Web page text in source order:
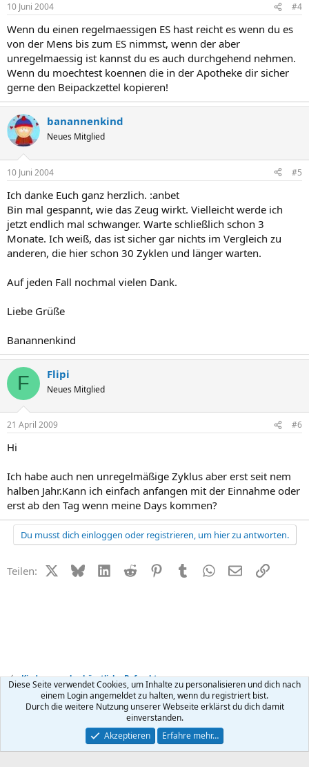
10 Juni 2004 #4
Wenn du einen regelmaessigen ES hast reicht es wenn du es
von der Mens bis zum ES nimmst, wenn der aber
unregelmaessig ist kannst du es auch durchgehend nehmen.
Wenn du moechtest koennen die in der Apotheke dir sicher
gerne den Beipackzettel kopieren!
banannenkind
Neues Mitglied
10 Juni 2004 #5
Ich danke Euch ganz herzlich. :anbet
Bin mal gespannt, wie das Zeug wirkt. Vielleicht werde ich
jetzt endlich mal schwanger. Warte schließlich schon 3
Monate. Ich weiß, das ist sicher gar nichts im Vergleich zu
anderen, die hier schon 30 Zyklen und länger warten.
Auf jeden Fall nochmal vielen Dank.
Liebe Grüße
Banannenkind
F Flipi
Neues Mitglied
21 April 2009 #6
Hi
Ich habe auch nen unregelmäßige Zyklus aber erst seit nem
halben Jahr.Kann ich einfach anfangen mit der Einnahme oder
erst ab den Tag wenn meine Days kommen?
Du musst dich einloggen oder registrieren, um hier zu antworten.
Teilen: X (Twitter)
BlueskyLinkedIn
Reddit PinterestTumblr WhatsApp
E-MailLink
Kinderwunsch + künstliche Befruchtung
Kontakt Nutzungsbedingungen Datenschutz Hilfe
R
Community platform by XenForo ® © 2010-2026 XenForo Ltd.
Diese Seite verwendet Cookies, um Inhalte zu personalisieren und dich nach
einem Login angemeldet zu halten, wenn du registriert bist.
Durch die weitere Nutzung unserer Webseite erklärst du dich damit
einverstanden.
Akzeptieren
Erfahre mehr…